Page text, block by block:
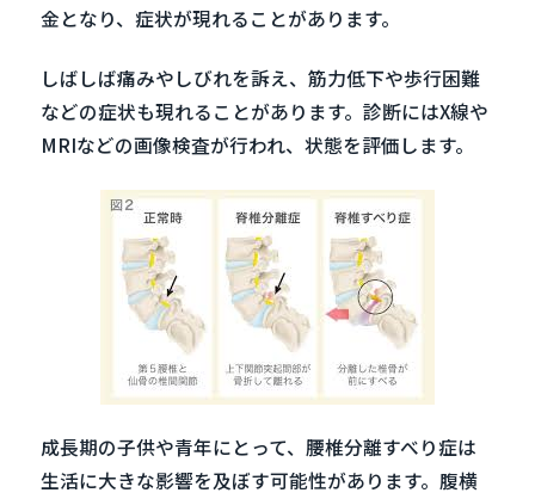
金となり、症状が現れることがあります。
しばしば痛みやしびれを訴え、筋力低下や歩行困難
などの症状も現れることがあります。診断にはX線や
MRIなどの画像検査が行われ、状態を評価します。
成長期の子供や青年にとって、腰椎分離すべり症は
生活に大きな影響を及ぼす可能性があります。腹横